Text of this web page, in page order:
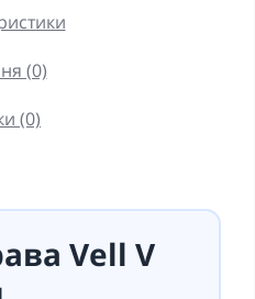
(0)
(0)
Vell V